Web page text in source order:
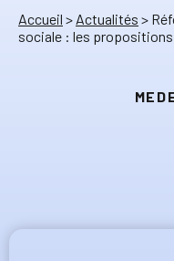
Accueil > Actualités >
sociale : les propositions